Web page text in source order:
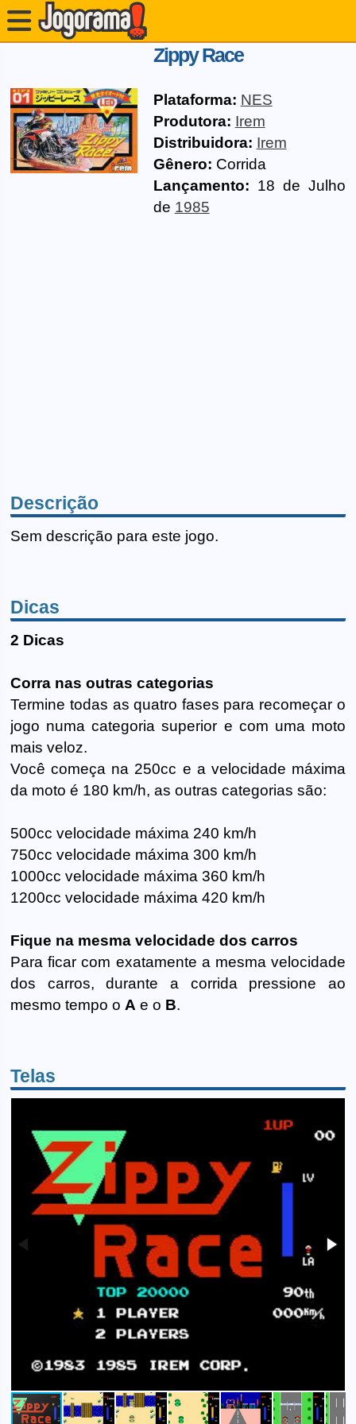
Zippy Race
Plataforma: NES
Produtora: Irem
Distribuidora: Irem
Gênero: Corrida
Lançamento: 18 de Julho
de 1985
Descrição
Sem descrição para este jogo.
Dicas
2 Dicas
Corra nas outras categorias
Termine todas as quatro fases para recomeçar o
jogo numa categoria superior e com uma moto
mais veloz.
Você começa na 250cc e a velocidade máxima
da moto é 180 km/h, as outras categorias são:
500cc velocidade máxima 240 km/h
750cc velocidade máxima 300 km/h
1000cc velocidade máxima 360 km/h
1200cc velocidade máxima 420 km/h
Fique na mesma velocidade dos carros
Para ficar com exatamente a mesma velocidade
dos carros, durante a corrida pressione ao
mesmo tempo o A e o B.
Telas